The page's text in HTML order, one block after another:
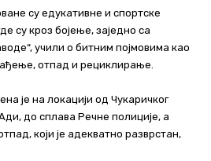
су едукативне и спортске
су кроз бојење, заједно са
учили о битним појмовима као
отпад и рециклирање.
је на локацији од Чукаричког
до сплава Речне полиције, а
који је адекватно разврстан,